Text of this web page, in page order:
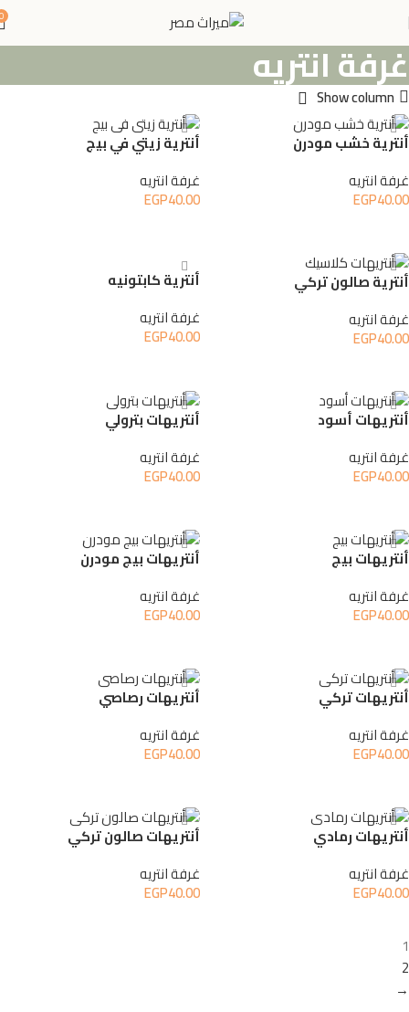
غرفة انتريه
Show column
أنترية خشب مودرن
غرفة انتريه
EGP40.00
أنترية زيتي في بيج
غرفة انتريه
EGP40.00
أنترية صالون تركي
غرفة انتريه
EGP40.00
أنترية كابتونيه
غرفة انتريه
EGP40.00
أنتريهات أسود
غرفة انتريه
EGP40.00
أنتريهات بترولي
غرفة انتريه
EGP40.00
أنتريهات بيج
غرفة انتريه
EGP40.00
أنتريهات بيج مودرن
غرفة انتريه
EGP40.00
أنتريهات تركي
غرفة انتريه
EGP40.00
أنتريهات رصاصي
غرفة انتريه
EGP40.00
أنتريهات رمادي
غرفة انتريه
EGP40.00
أنتريهات صالون تركي
غرفة انتريه
EGP40.00
1
2
→